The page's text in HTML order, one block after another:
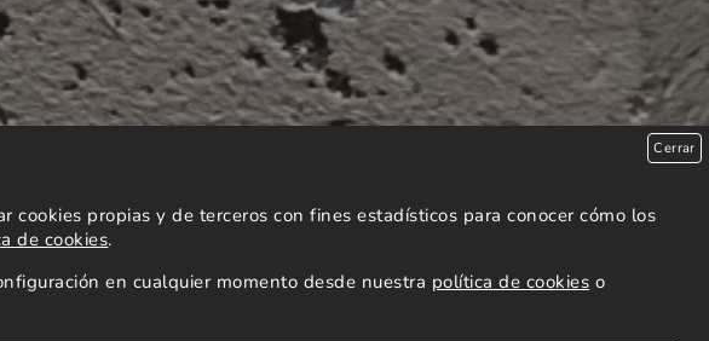
Cerrar
propias y de terceros con fines estadísticos para conocer cómo los
de cookies.
en cualquier momento desde nuestra política de cookies o